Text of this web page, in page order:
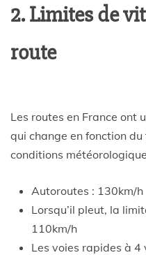
2. Limites de
route
Les routes en France ont
qui change en fonction
conditions
Autoroutes : 130km/h
Lorsqu’il pleut, la
110km/h
Les voies rapides à